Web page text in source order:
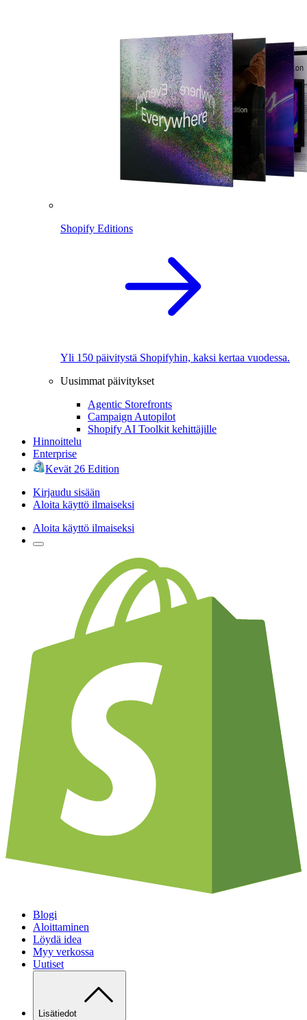
Shopify Editions
Yli 150 päivitystä Shopifyhin, kaksi kertaa vuodessa.
Uusimmat päivitykset
Agentic Storefronts
Campaign Autopilot
Shopify AI Toolkit kehittäjille
Hinnoittelu
Enterprise
Kevät 26 Edition
Kirjaudu sisään
Aloita käyttö ilmaiseksi
Aloita käyttö ilmaiseksi
Blogi
Aloittaminen
Löydä idea
Myy verkossa
Uutiset
Lisätiedot